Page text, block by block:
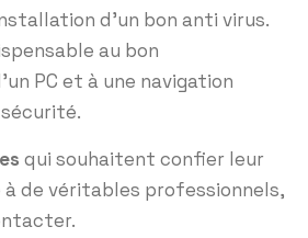
d’un bon anti virus.
au bon
PC et à une navigation
qui souhaitent confier leur
de véritables professionnels,